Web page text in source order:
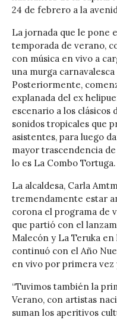
24 de febrero a la
La jornada que le pone
temporada de verano,
con música en vivo a
una murga
Posteriormente,
explanada del ex
escenario a los clásicos
sonidos tropicales que
asistentes, para luego
mayor trascendencia
lo es La Combo Tortuga.
La alcaldesa, Carla
tremendamente estar
corona el programa de
que partió con el
Malecón y La Teruka
continuó con el Año
en vivo por primera
“Tuvimos también la
Verano, con artistas
suman los aperitivos